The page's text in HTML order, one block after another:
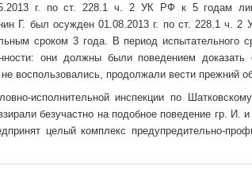
г. по ст. 228.1 ч. 2 УК РФ к 5 годам
Г. был осужден 01.08.2013 г. по ст. 228.1 ч.
сроком 3 года. В период испытательного
они должны были поведением доказать
воспользовались, продолжали вести прежний
исполнительной инспекции по
безучастно на подобное поведение гр. И. и
целый комплекс предупредительно-